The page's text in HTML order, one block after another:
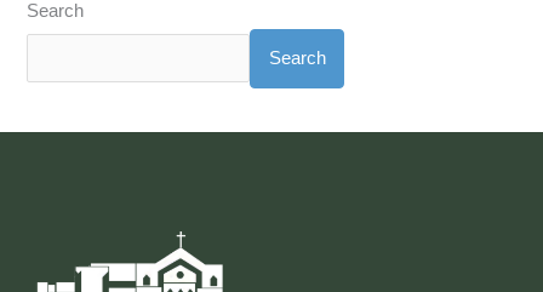
Search
Search